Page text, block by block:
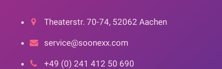
Theaterstr. 70-74, 52062 Aachen
service@soonexx.com
+49 (0) 241 412 50 690